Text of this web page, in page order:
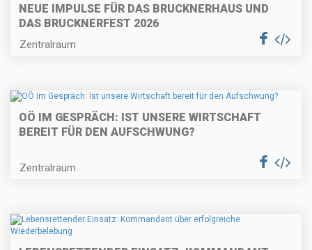
NEUE IMPULSE FÜR DAS BRUCKNERHAUS UND
DAS BRUCKNERFEST 2026
Zentralraum
OÖ IM GESPRÄCH: IST UNSERE WIRTSCHAFT
BEREIT FÜR DEN AUFSCHWUNG?
Zentralraum